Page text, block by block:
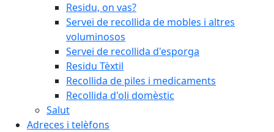
Residu, on vas?
Servei de recollida de mobles i altres
voluminosos
Servei de recollida d'esporga
Residu Tèxtil
Recollida de piles i medicaments
Recollida d'oli domèstic
Salut
Adreces i telèfons